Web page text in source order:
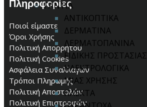
ΓΑΝΤΙΑ
ΑΝΤΙΚΟΠΤΙΚΑ
ΔΕΡΜΑΤΙΝΑ
ΔΕΡΜΑΤΟΠΑΝΙΝΑ
ΕΙΔΙΚΗΣ ΠΡΟΣΤΑΣΙΑΣ
ΗΛΕΚΤΡΟΛΟΓΙΚΑ
ΜΙΑΣ ΧΡΗΣΗΣ
ΠΛΕΚΤΑ
Πληροφορίες
Ποιοί είμαστε
Όροι Χρήσης
Πολιτική Απορρήτου
Πολιτική Cookies
Ασφάλεια Συναλλαγών
Τρόποι Πληρωμής
Πολιτική Αποστολών
Πολιτική Επιστροφών